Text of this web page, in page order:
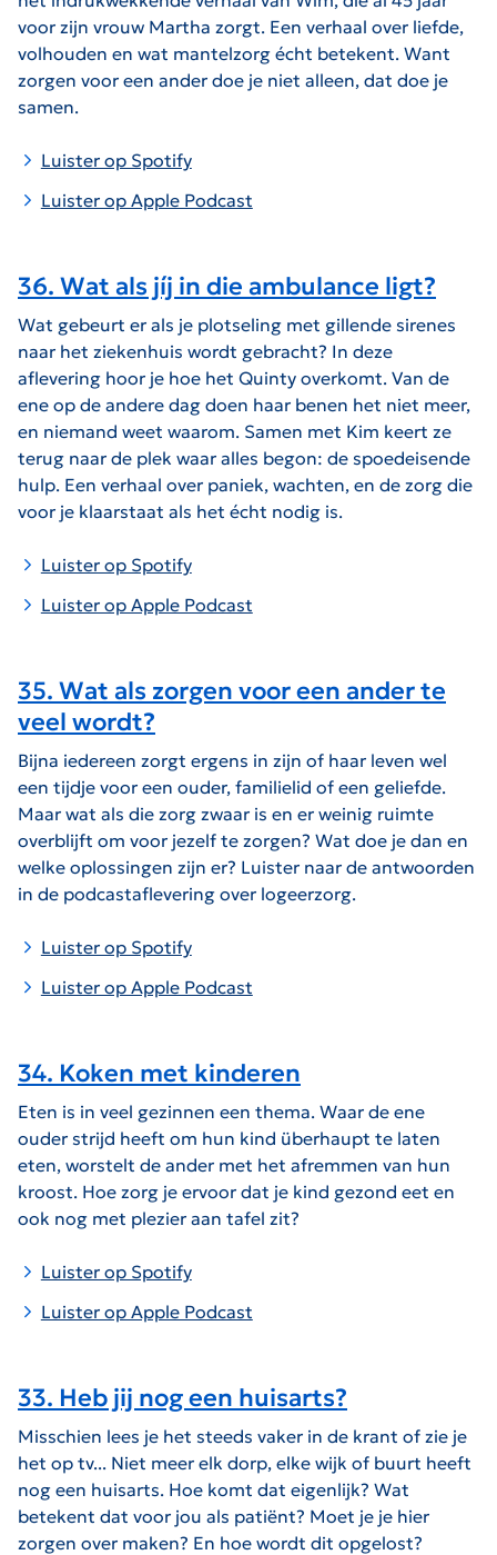
voor zijn vrouw Martha zorgt. Een verhaal over liefde,
volhouden en wat mantelzorg écht betekent. Want
zorgen voor een ander doe je niet alleen, dat doe je
samen.
Luister op Spotify
Luister op Apple Podcast
36. Wat als jíj in die ambulance ligt?
Wat gebeurt er als je plotseling met gillende sirenes
naar het ziekenhuis wordt gebracht? In deze
aflevering hoor je hoe het Quinty overkomt. Van de
ene op de andere dag doen haar benen het niet meer,
en niemand weet waarom. Samen met Kim keert ze
terug naar de plek waar alles begon: de spoedeisende
hulp. Een verhaal over paniek, wachten, en de zorg die
voor je klaarstaat als het écht nodig is.
Luister op Spotify
Luister op Apple Podcast
35. Wat als zorgen voor een ander te
veel wordt?
Bijna iedereen zorgt ergens in zijn of haar leven wel
een tijdje voor een ouder, familielid of een geliefde.
Maar wat als die zorg zwaar is en er weinig ruimte
overblijft om voor jezelf te zorgen? Wat doe je dan en
welke oplossingen zijn er? Luister naar de antwoorden
in de podcastaflevering over logeerzorg.
Luister op Spotify
Luister op Apple Podcast
34. Koken met kinderen
Eten is in veel gezinnen een thema. Waar de ene
ouder strijd heeft om hun kind überhaupt te laten
eten, worstelt de ander met het afremmen van hun
kroost. Hoe zorg je ervoor dat je kind gezond eet en
ook nog met plezier aan tafel zit?
Luister op Spotify
Luister op Apple Podcast
33. Heb jij nog een huisarts?
Misschien lees je het steeds vaker in de krant of zie je
het op tv... Niet meer elk dorp, elke wijk of buurt heeft
nog een huisarts. Hoe komt dat eigenlijk? Wat
betekent dat voor jou als patiënt? Moet je je hier
zorgen over maken? En hoe wordt dit opgelost?